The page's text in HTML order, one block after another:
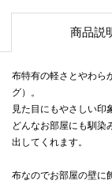
商品説
布特有の軽さとやわら
グ）。
見た目にもやさしい印
どんなお部屋にも馴染
出してくれます。
布なのでお部屋の壁に